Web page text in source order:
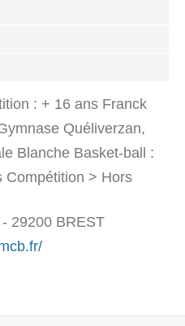
: + 16 ans Franck
Quéliverzan,
Blanche Basket-ball :
Compétition > Hors
29200 BREST